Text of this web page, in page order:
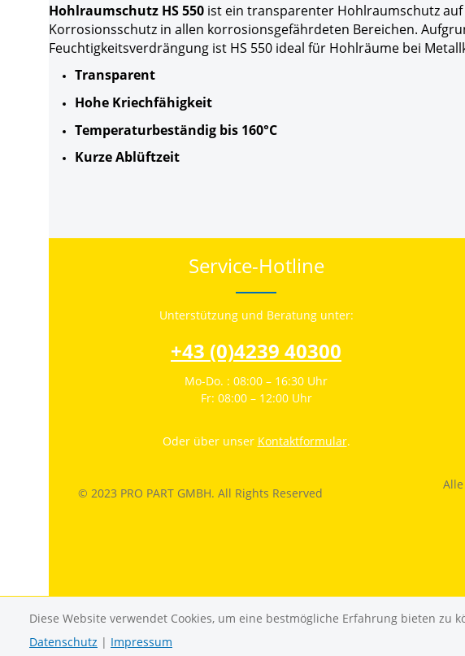
Hohlraumschutz HS 550 ist ein transparenter Hohlraumschutz
Korrosionsschutz in allen korrosionsgefährdeten Bereichen.
Feuchtigkeitsverdrängung ist HS 550 ideal für Hohlräume bei
Transparent
Hohe Kriechfähigkeit
Temperaturbeständig bis 160°C
Kurze Ablüftzeit
Service-Hotline
Unterstützung und Beratung unter:
+43 (0)4239 40300
Mo-Do. : 08:00 – 16:30 Uhr
Fr: 08:00 – 12:00 Uhr
Oder über unser Kontaktformular.
© 2023 PRO PART GMBH. All Rights Reserved
Diese Website verwendet Cookies, um eine bestmögliche Erfahrung bieten zu
Datenschutz | Impressum